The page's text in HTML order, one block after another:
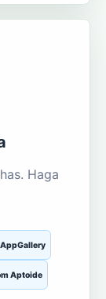
Haga
Aptoide